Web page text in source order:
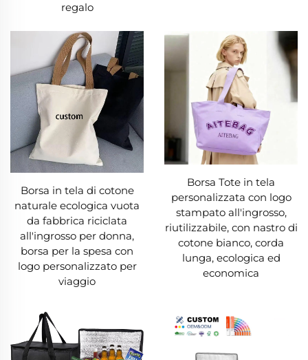
regalo
Borsa in tela di cotone
naturale ecologica vuota
da fabbrica riciclata
all'ingrosso per donna,
borsa per la spesa con
logo personalizzato per
viaggio
Borsa Tote in tela
personalizzata con logo
stampato all'ingrosso,
riutilizzabile, con nastro di
cotone bianco, corda
lunga, ecologica ed
economica